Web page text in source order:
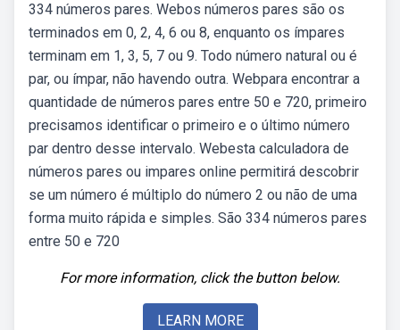
334 números pares. Webos números pares são os
terminados em 0, 2, 4, 6 ou 8, enquanto os ímpares
terminam em 1, 3, 5, 7 ou 9. Todo número natural ou é
par, ou ímpar, não havendo outra. Webpara encontrar a
quantidade de números pares entre 50 e 720, primeiro
precisamos identificar o primeiro e o último número
par dentro desse intervalo. Webesta calculadora de
números pares ou impares online permitirá descobrir
se um número é múltiplo do número 2 ou não de uma
forma muito rápida e simples. São 334 números pares
entre 50 e 720
For more information, click the button below.
LEARN MORE